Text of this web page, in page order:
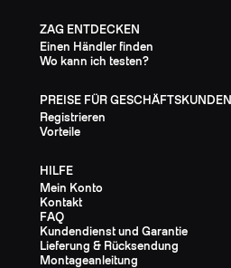
ZAG ENTDECKEN
Einen Händler finden
Wo kann ich testen?
PREISE FÜR GESCHÄFTSKUNDEN
Registrieren
Vorteile
HILFE
Mein Konto
Kontakt
FAQ
Kundendienst und Garantie
Lieferung & Rücksendung
Montageanleitung